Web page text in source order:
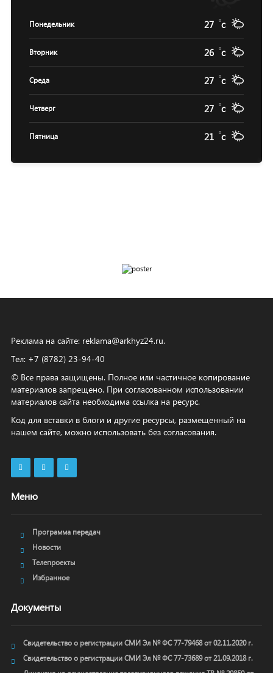
Понедельник 27 c
Вторник 26 c
Среда 27 c
Четверг 27 c
Пятница 21 c
Реклама на сайте: reklama@arkhyz24.ru.
Тел: +7 (8782) 23‑94‑40
© Все права защищены. Полное или частичное копирование
материалов запрещено. При согласованном использовании
материалов сайта необходима ссылка на ресурс.
Код для вставки в блоги и другие ресурсы, размещенный на
нашем сайте, можно использовать без согласования.
Меню
Программа передач
Новости
Телепроекты
Избранное
Документы
Свидетельство о регистрации СМИ Эл № ФС 77-79468 от 02.11.2020 г.
Свидетельство о регистрации СМИ Эл № ФС 77-73689 от 21.09.2018 г.